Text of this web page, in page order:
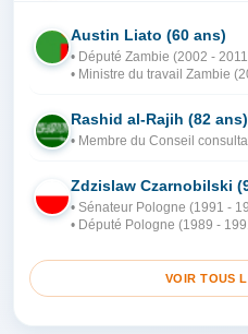
ZA
Austin Liato (60 ans)
• Député Zambie (2002 -
• Ministre du travail Zambie
AR
Rashid al-Rajih (82 ans)
• Membre du Conseil
PO
Zdzislaw Czarnobilski
• Sénateur Pologne (1991 -
• Député Pologne (1989 -
VOIR TOUS